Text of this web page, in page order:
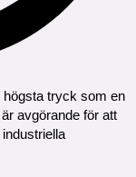
tryck som en
avgörande för att